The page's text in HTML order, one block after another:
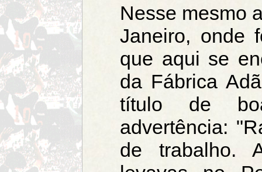
Nesse mesmo
Janeiro, onde
que aqui se
da Fábrica
título de
advertência:
de trabalho.